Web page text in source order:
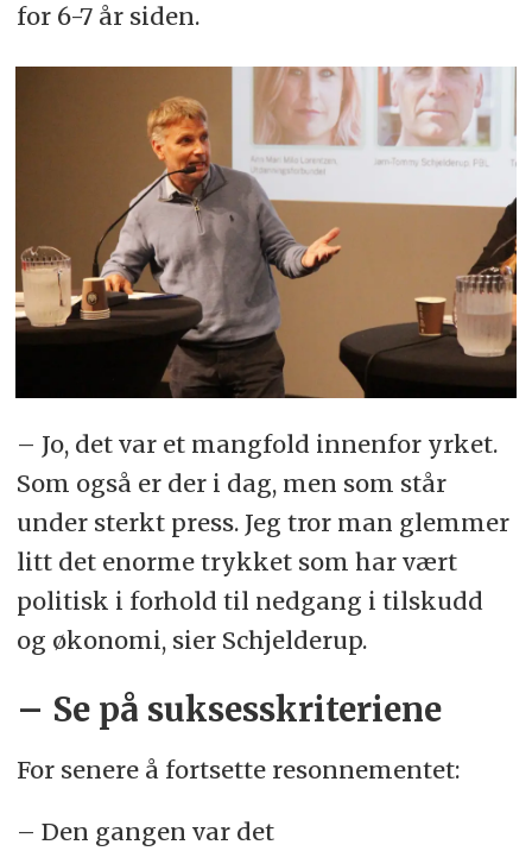
for 6-7 år siden.
– Jo, det var et mangfold innenfor yrket.
Som også er der i dag, men som står
under sterkt press. Jeg tror man glemmer
litt det enorme trykket som har vært
politisk i forhold til nedgang i tilskudd
og økonomi, sier Schjelderup.
– Se på suksesskriteriene
For senere å fortsette resonnementet:
– Den gangen var det